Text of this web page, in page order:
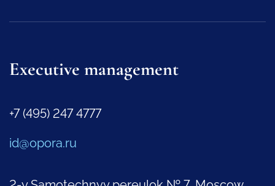
Executive management
+7 (495) 247 4777
id@opora.ru